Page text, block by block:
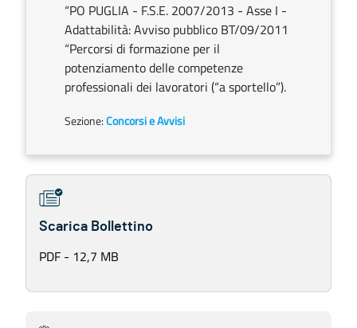
“PO PUGLIA - F.S.E. 2007/2013 - Asse I -
Adattabilità: Avviso pubblico BT/09/2011
“Percorsi di formazione per il
potenziamento delle competenze
professionali dei lavoratori (“a sportello”).
Sezione:Concorsi e Avvisi
Scarica Bollettino
PDF - 12,7 MB